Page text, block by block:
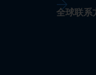
全球联系